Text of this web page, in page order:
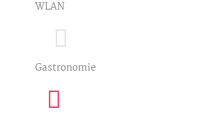
WLAN
Gastronomie